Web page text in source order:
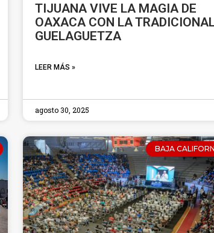
TIJUANA VIVE LA MAGIA DE
OAXACA CON LA
GUELAGUETZA
LEER MÁS »
agosto 30, 2025
BAJA